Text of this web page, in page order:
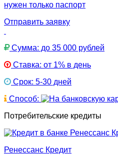
нужен только паспорт
Отправить заявку
Сумма: до 35 000 рублей
Ставка: от 1% в день
Срок: 5-30 дней
Способ:
Потребительские кредиты
Ренессанс Кредит